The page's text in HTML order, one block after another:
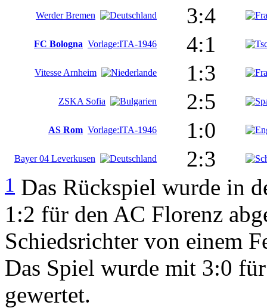
Werder Bremen 3:4
FC Bologna Vorlage:ITA-1946 4:1
Vitesse Arnheim 1:3
ZSKA Sofia 2:5
AS Rom Vorlage:ITA-1946 1:0
Bayer 04 Leverkusen 2:3
1 Das Rückspiel wurde in
1:2 für den AC Florenz
Schiedsrichter von einem
Das Spiel wurde mit 3:0
gewertet.